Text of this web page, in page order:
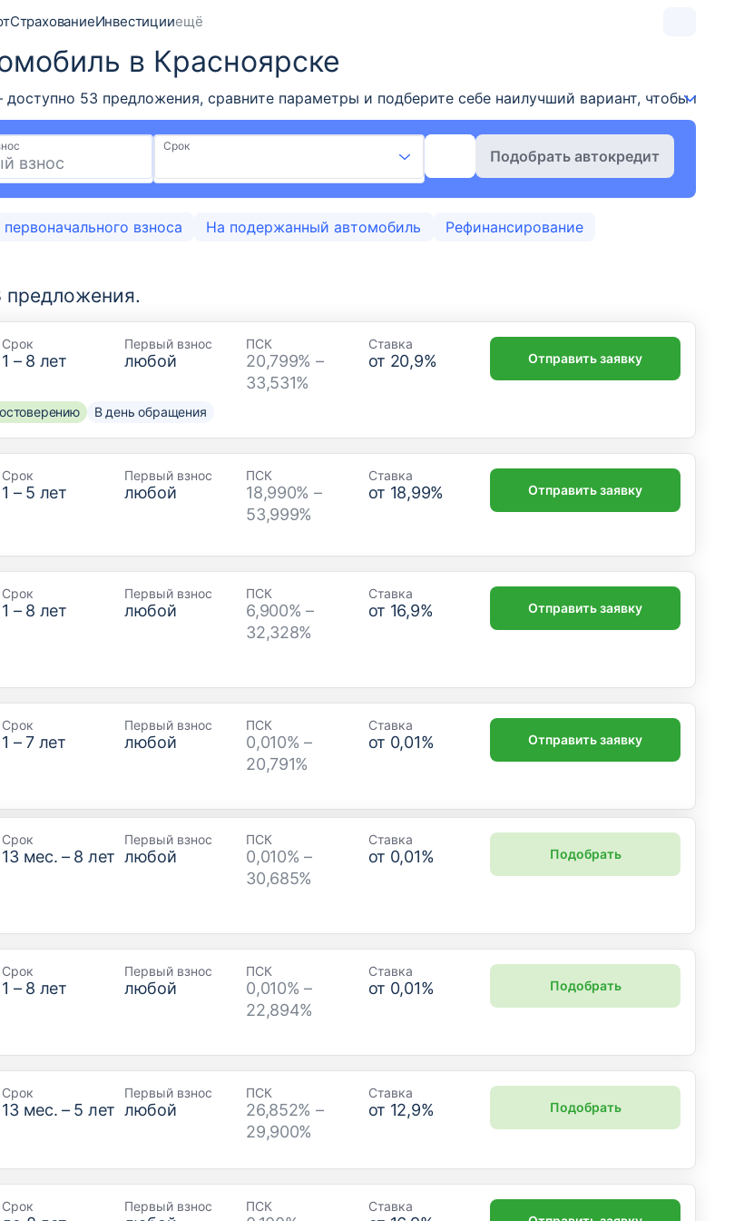
СтрахованиеИнвестицииещё
в Красноярске
53 предложения, сравните параметры и подберите себе наилучший вариант, чтобы
Срок
Подобрать автокредит
первоначального взноса На подержанный автомобиль
Рефинансирование
предложения.
Срок
1 – 8 лет
Первый взнос
любой
ПСК
20,799% –
33,531%
Ставка
от 20,9%
В день обращения
Отправить заявку
Срок
1 – 5 лет
Первый взнос
любой
ПСК
18,990% –
53,999%
Ставка
от 18,99% Отправить заявку
Срок
1 – 8 лет
Первый взнос
любой
ПСК
6,900% –
32,328%
Ставка
от 16,9% Отправить заявку
Срок
1 –7лет
Первый взнос
любой
ПСК
0,010% –
20,791%
Ставка
от 0,01% Отправить заявку
Срок
13мес. – 8 лет
Первый взнос
любой
ПСК
0,010% –
30,685%
Ставка
от 0,01% Подобрать
Срок
1 – 8 лет
Первый взнос
любой
ПСК
0,010% –
22,894%
Ставка
от 0,01% Подобрать
Срок
13мес. – 5 лет
Первый взнос
любой
ПСК
26,852% –
29,900%
Ставка
от 12,9% Подобрать
Срок Первый взнос ПСК Ставка